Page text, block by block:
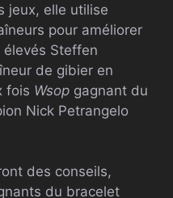
jeux, elle utilise
pour améliorer
élevés Steffen
de gibier en
fois Wsop gagnant du
Nick Petrangelo
des conseils,
du bracelet